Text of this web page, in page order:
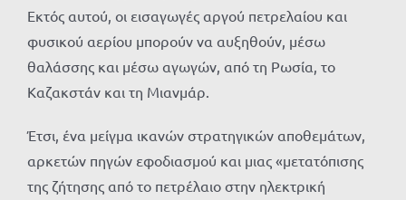
Εκτός αυτού, οι εισαγωγές αργού πετρελαίου και
φυσικού αερίου μπορούν να αυξηθούν, μέσω
θαλάσσης και μέσω αγωγών, από τη Ρωσία, το
Καζακστάν και τη Μιανμάρ.
Έτσι, ένα μείγμα ικανών στρατηγικών αποθεμάτων,
αρκετών πηγών εφοδιασμού και μιας «μετατόπισης
της ζήτησης από το πετρέλαιο στην ηλεκτρική